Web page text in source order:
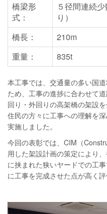
橋梁形
式：
５径間連続
り）
橋長：
210m
重量：
835t
本工事では、交通量の多い国
ため、工事の進捗に合わせて
回り・外回りの高架橋の架設
住民の方々に工事への理解を
実施しました。
今回の表彰では、CIM（
用した架設計画の策定により
に挟まれた狭いヤードでの工
に工事を完成させた点が高く